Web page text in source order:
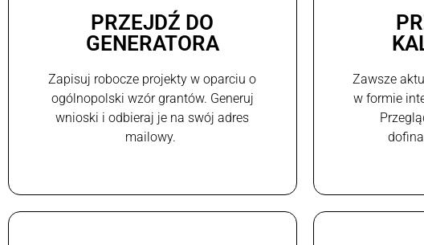
PRZEJDŹ DO
GENERATORA
Zapisuj robocze projekty w oparciu o
ogólnopolski wzór grantów. Generuj
wnioski i odbieraj je na swój adres
mailowy.
Zawsze
w formie